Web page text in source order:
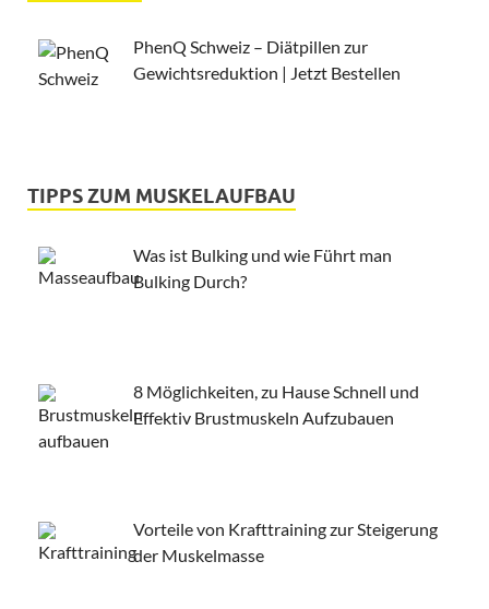
PhenQ Schweiz – Diätpillen zur
Gewichtsreduktion | Jetzt Bestellen
TIPPS ZUM MUSKELAUFBAU
Was ist Bulking und wie Führt man
Bulking Durch?
8 Möglichkeiten, zu Hause Schnell und
Effektiv Brustmuskeln Aufzubauen
Vorteile von Krafttraining zur Steigerung
der Muskelmasse